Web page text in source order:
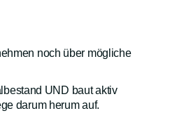
noch über mögliche
UND baut aktiv
darum herum auf.